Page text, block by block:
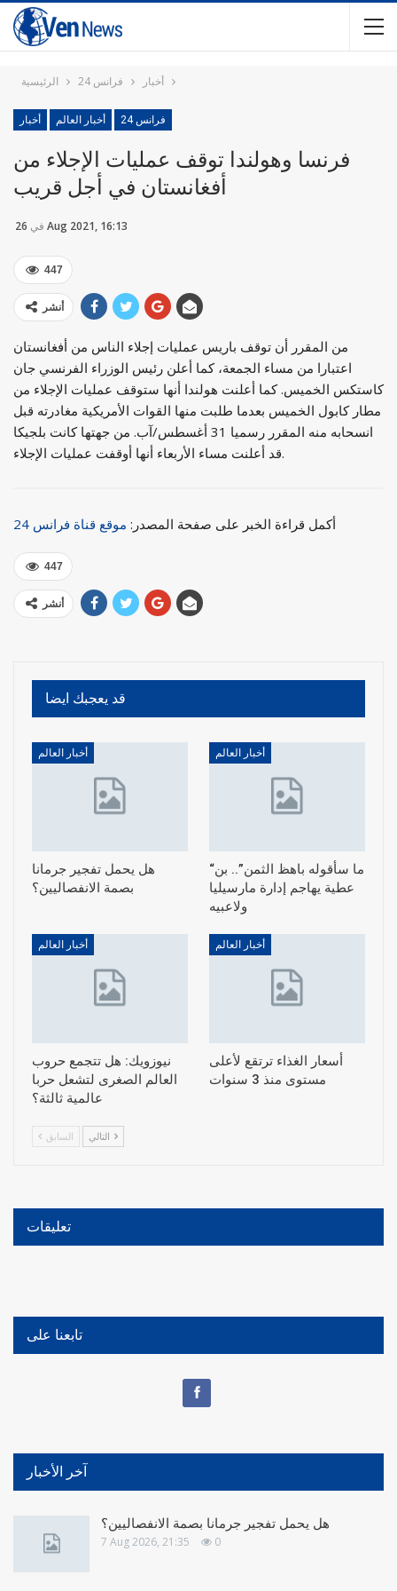
الرئيسية فرانس 24 أخبار
أخبار أخبار العالم فرانس 24
فرنسا وهولندا توقف عمليات الإجلاء من
أفغانستان في أجل قريب
في 26 Aug 2021, 16:13
447
أنشر
من المقرر أن توقف باريس عمليات إجلاء الناس من أفغانستان
اعتبارا من مساء الجمعة، كما أعلن رئيس الوزراء الفرنسي جان
كاستكس الخميس. كما أعلنت هولندا أنها ستوقف عمليات الإجلاء من
مطار كابول الخميس بعدما طلبت منها القوات الأمريكية مغادرته قبل
انسحابه منه المقرر رسميا 31 أغسطس/آب. من جهتها كانت بلجيكا
قد أعلنت مساء الأربعاء أنها أوقفت عمليات الإجلاء.
أكمل قراءة الخبر على صفحة المصدر: موقع قناة فرانس 24
447
أنشر
قد يعجبك ايضا
أخبار العالم
هل يحمل تفجير جرمانا
بصمة الانفصاليين؟
أخبار العالم
“ما سأقوله باهظ الثمن”.. بن
عطية يهاجم إدارة مارسيليا
ولاعبيه
أخبار العالم
نيوزويك: هل تتجمع حروب
العالم الصغرى لتشعل حربا
عالمية ثالثة؟
أخبار العالم
أسعار الغذاء ترتقع لأعلى
مستوى منذ 3 سنوات
السابق
تعليقات
تابعنا على
آخر الأخبار
هل يحمل تفجير جرمانا بصمة الانفصاليين؟
7 Aug 2026, 21:35 0